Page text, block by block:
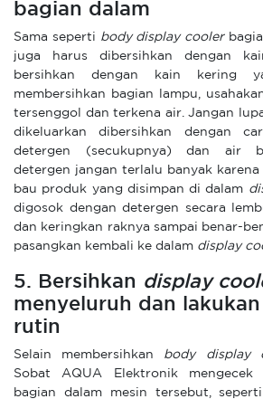
bagian dalam
Sama seperti body display cooler
juga harus dibersihkan dengan
bersihkan dengan kain kering
membersihkan bagian lampu,
tersenggol dan terkena air. Jangan
dikeluarkan dibersihkan dengan
detergen (secukupnya) dan air
detergen jangan terlalu banyak
bau produk yang disimpan di dalam
digosok dengan detergen secara
dan keringkan raknya sampai benar-
pasangkan kembali ke dalam display
5. Bersihkan display
menyeluruh dan
rutin
Selain membersihkan body display
Sobat AQUA Elektronik mengecek
bagian dalam mesin tersebut,